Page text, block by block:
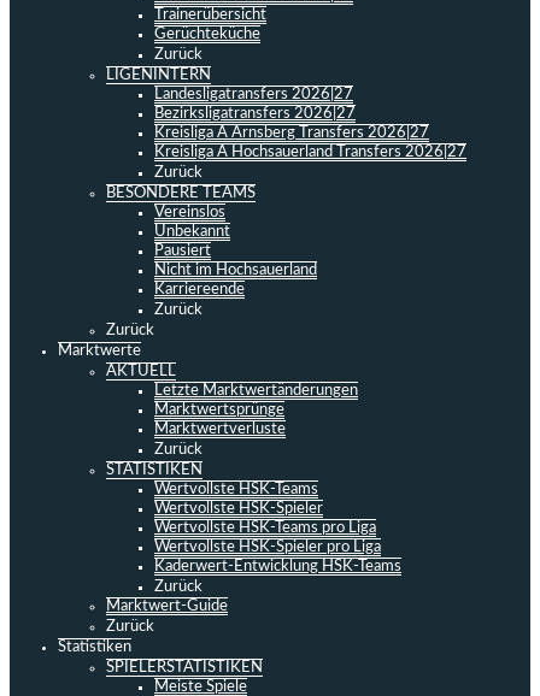
Trainerübersicht
Gerüchteküche
Zurück
LIGENINTERN
Landesligatransfers 2026|27
Bezirksligatransfers 2026|27
Kreisliga A Arnsberg Transfers 2026|27
Kreisliga A Hochsauerland Transfers 2026|27
Zurück
BESONDERE TEAMS
Vereinslos
Unbekannt
Pausiert
Nicht im Hochsauerland
Karriereende
Zurück
Zurück
Marktwerte
AKTUELL
Letzte Marktwertänderungen
Marktwertsprünge
Marktwertverluste
Zurück
STATISTIKEN
Wertvollste HSK-Teams
Wertvollste HSK-Spieler
Wertvollste HSK-Teams pro Liga
Wertvollste HSK-Spieler pro Liga
Kaderwert-Entwicklung HSK-Teams
Zurück
Marktwert-Guide
Zurück
Statistiken
SPIELERSTATISTIKEN
Meiste Spiele